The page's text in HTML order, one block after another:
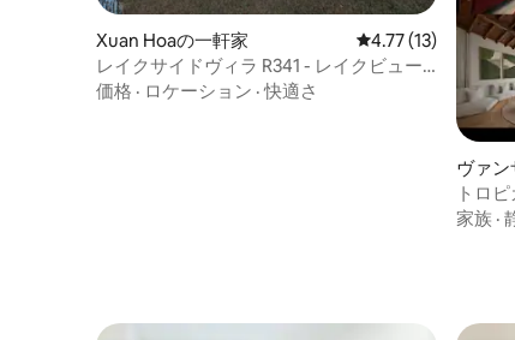
Xuan Hoaの一軒家 レビュー13件、5つ
4.77 (13)
レイクサイドヴィラ R341 - レイクビュー
フラミンゴダイライ
価格 · ロケーション ·快適さ
ヴァ
トロ
ム• 広
家族 ·